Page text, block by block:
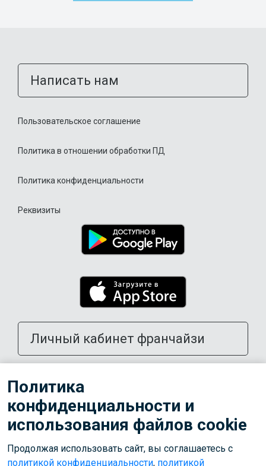
Написать нам
Пользовательское соглашение
Политика в отношении обработки ПД
Политика конфиденциальности
Реквизиты
Личный кабинет франчайзи
Тренерам
© 2026 ООО «Лига»
Политика
конфиденциальности и
использования файлов cookie
Продолжая использовать сайт, вы соглашаетесь с
политикой конфиденциальности, политикой